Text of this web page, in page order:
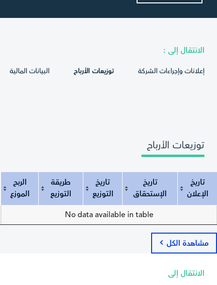
الانتقال إلى :
إعلانات وإجراءات الشركة توزيعات الأرباح البيانات المالية
توزيعات الأرباح
تاريخ
الإعلان
تاريخ
الإستحقاق
تاريخ
التوزيع
طريقة
التوزيع
الربح
الموزع
تاريخ الإعلان
تاريخ الإستحقاق تاريخ التوزيع طريقة التوزيع الربح الموزع
No data available in table
مشاهدة الكل
الانتقال إلى